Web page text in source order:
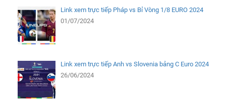
Link xem trực tiếp Pháp vs Bỉ Vòng 1/8 EURO 2024
01/07/2024
Link xem trực tiếp Anh vs Slovenia bảng C Euro 2024
26/06/2024